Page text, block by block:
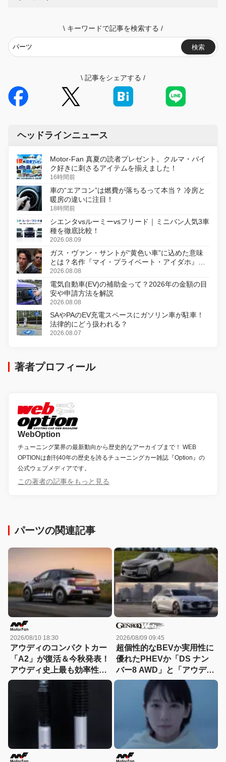
\ キーワードで記事を検索する /
検索
\ 記事をシェアする /
ヘッドラインニュース
Motor-Fan 真夏の読者プレゼント。クルマ・バイ
ク好きに刺さるアイテムを揃えました！
16時間前
車の“エアコン”は燃費が落ちるって本当？ 冷房と
暖房の違いに注目！
18時間前
シエンタvsルーミーvsフリード｜ミニバン人気3車
種を徹底比較！
2026.08.09
ガス・ヴァン・サントが“黄色い車”に込めた意味
とは？名作『マイ・プライベート・アイダホ』が
初のデジタルリマスター版で復活
2026.08.08
電気自動車(EV)の補助金って？2026年の金額の目
安や申請方法を解説
2026.08.08
SAやPAのEV充電スペースにガソリン車が駐車！
法律的にどう扱われる？
2026.08.07
著者プロフィール
WebOption
チューニング業界の最新動向から歴史的なアーカイブまで！ WEB
OPTIONは創刊40年の歴史を誇るチューニングカー雑誌『Option』の
公式ウェブメディアです。
この著者の記事をもっと見る
パーツの関連記事
2026/08/10 18:30
アウディのコンパクトカー
「A2」が復活＆今秋発表！
アウディ史上最も効率性の
高いEVモデルになる!?
2026/08/09 09:45
超個性的なBEVか実用性に
優れたPHEVか「DS ナン
バー8 AWD」と「アウディ
A5 eハイブリッド」を比較